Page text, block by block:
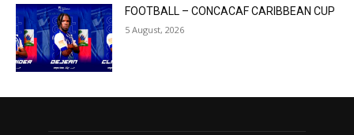
FOOTBALL – CONCACAF CARIBBEAN CUP
5 August, 2026